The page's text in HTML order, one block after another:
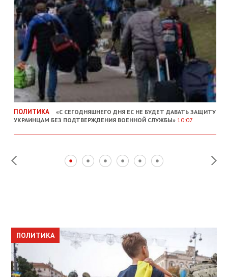
ПОЛИТИКА
«С СЕГОДНЯШНЕГО ДНЯ ЕС НЕ БУДЕТ ДАВАТЬ ЗАЩИТУ
УКРАИНЦАМ БЕЗ ПОДТВЕРЖДЕНИЯ ВОЕННОЙ СЛУЖБЫ» 10:07
ПОЛИТИКА
ПОЛИТИКА
ОБЩЕСТВО
ПОЛИТИКА
ЭКОНОМИКА